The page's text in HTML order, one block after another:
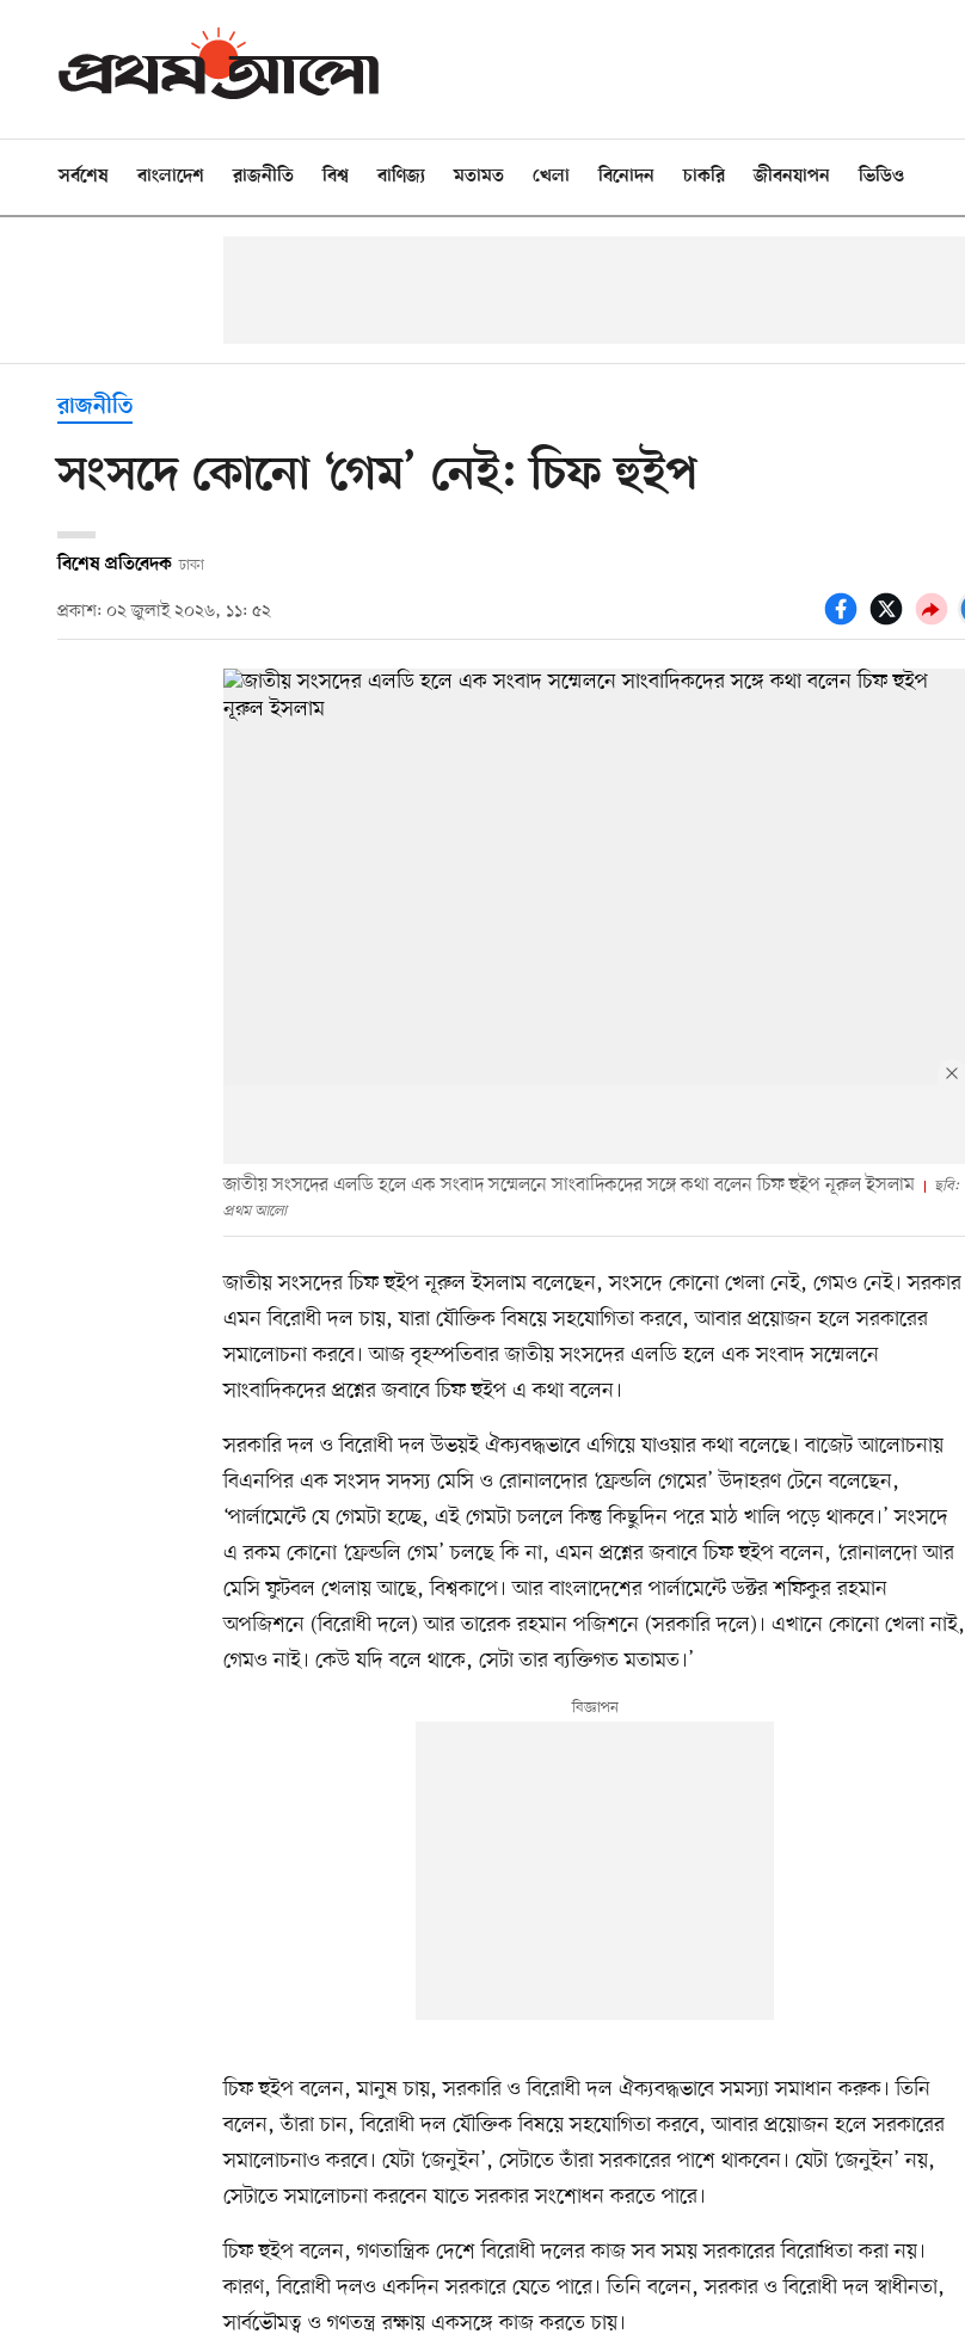
সর্বশেষ বাংলাদেশ রাজনীতি বিশ্ব বাণিজ্য মতামত খেলা বিনোদন চাকরি জীবনযাপন ভিডিও
রাজনীতি
সংসদে কোনো ‘গেম’ নেই: চিফ হুইপ
বিশেষ প্রতিবেদক ঢাকা
প্রকাশ: ০২ জুলাই ২০২৬, ১১: ৫২
জাতীয় সংসদের এলডি হলে এক সংবাদ সম্মেলনে সাংবাদিকদের সঙ্গে কথা বলেন চিফ হুইপ নূরুল ইসলাম
ছবি:
প্রথম আলো
জাতীয় সংসদের চিফ হুইপ নূরুল ইসলাম বলেছেন, সংসদে কোনো খেলা নেই, গেমও নেই। সরকার
এমন বিরোধী দল চায়, যারা যৌক্তিক বিষয়ে সহযোগিতা করবে, আবার প্রয়োজন হলে সরকারের
সমালোচনা করবে। আজ বৃহস্পতিবার জাতীয় সংসদের এলডি হলে এক সংবাদ সম্মেলনে
সাংবাদিকদের প্রশ্নের জবাবে চিফ হুইপ এ কথা বলেন।
সরকারি দল ও বিরোধী দল উভয়ই ঐক্যবদ্ধভাবে এগিয়ে যাওয়ার কথা বলেছে। বাজেট আলোচনায়
বিএনপির এক সংসদ সদস্য মেসি ও রোনালদোর ‘ফ্রেন্ডলি গেমের’ উদাহরণ টেনে বলেছেন,
‘পার্লামেন্টে যে গেমটা হচ্ছে, এই গেমটা চললে কিন্তু কিছুদিন পরে মাঠ খালি পড়ে থাকবে।’ সংসদে
এ রকম কোনো ‘ফ্রেন্ডলি গেম’ চলছে কি না, এমন প্রশ্নের জবাবে চিফ হুইপ বলেন, ‘রোনালদো আর
মেসি ফুটবল খেলায় আছে, বিশ্বকাপে। আর বাংলাদেশের পার্লামেন্টে ডক্টর শফিকুর রহমান
অপজিশনে (বিরোধী দলে) আর তারেক রহমান পজিশনে (সরকারি দলে)। এখানে কোনো খেলা নাই,
গেমও নাই। কেউ যদি বলে থাকে, সেটা তার ব্যক্তিগত মতামত।’
চিফ হুইপ বলেন, মানুষ চায়, সরকারি ও বিরোধী দল ঐক্যবদ্ধভাবে সমস্যা সমাধান করুক। তিনি
বলেন, তাঁরা চান, বিরোধী দল যৌক্তিক বিষয়ে সহযোগিতা করবে, আবার প্রয়োজন হলে সরকারের
সমালোচনাও করবে। যেটা ‘জেনুইন’, সেটাতে তাঁরা সরকারের পাশে থাকবেন। যেটা ‘জেনুইন’ নয়,
সেটাতে সমালোচনা করবেন যাতে সরকার সংশোধন করতে পারে।
চিফ হুইপ বলেন, গণতান্ত্রিক দেশে বিরোধী দলের কাজ সব সময় সরকারের বিরোধিতা করা নয়।
কারণ, বিরোধী দলও একদিন সরকারে যেতে পারে। তিনি বলেন, সরকার ও বিরোধী দল স্বাধীনতা,
সার্বভৌমত্ব ও গণতন্ত্র রক্ষায় একসঙ্গে কাজ করতে চায়।